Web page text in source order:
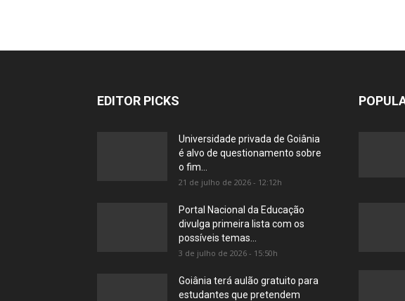
EDITOR PICKS
Universidade privada de Goiânia
é alvo de questionamento sobre
o fim...
21 de julho de 2026 - 12:12h
Portal Nacional da Educação
divulga primeira lista com os
possíveis temas...
3 de julho de 2026 - 15:50h
Goiânia terá aulão gratuito para
estudantes que pretendem